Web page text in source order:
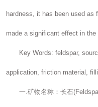
hardness, it has been used as
made a significant effect in
Key Words: feldspar,
application, friction material,
一.矿物名称：长石